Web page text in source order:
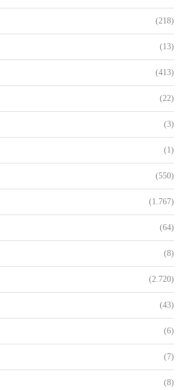
(218)
(13)
(413)
(22)
(3)
(1)
(550)
(1.767)
(64)
(8)
(2.720)
(43)
(6)
(7)
(8)